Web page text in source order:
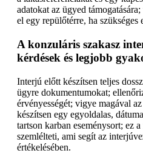
adatokat az ügyed
el egy repülőtérre, ha szükséges
A konzuláris szakasz
kérdések és legjobb
Interjú előtt készítsen teljes
ügyre dokumentumokat;
érvényességét; vigye magával
készítsen egy egyoldalas,
tartson karban eseménysort; ez
szemlélteti, ami segít az
értékelésében.